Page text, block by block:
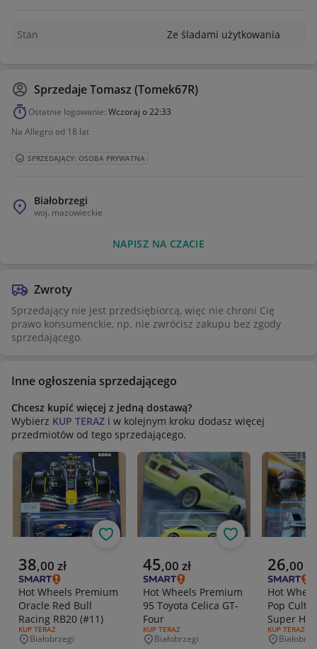
Stan Ze śladami użytkowania
SprzedajeTomasz (Tomek67R)
Ostatnie logowanie: Wczoraj o 22:33
Na Allegro od 18 lat
SPRZEDAJĄCY: OSOBA PRYWATNA
Białobrzegi
woj. mazowieckie
NAPISZ NA CZACIE
Zwroty
Sprzedający nie jest przedsiębiorcą, więc nie chroni Cię
prawo konsumenckie, np. nie zwrócisz zakupu bez zgody
sprzedającego.
Inne ogłoszenia sprzedającego
Chcesz kupić więcej z jedną dostawą?
Wybierz KUP TERAZ i w kolejnym kroku dodasz więcej
przedmiotów od tego sprzedającego.
Aktualna cena
38,00 zł
Hot Wheels Premium
Oracle Red Bull
Racing RB20 (#11)
RODZAJ OFERTY:
KUP TERAZ
Miejscowość
Białobrzegi
Obserwuj
Aktualna cena
45,00 zł
Hot Wheels Premium
95 Toyota Celica GT-
Four
RODZAJ OFERTY:
KUP TERAZ
Miejscowość
Białobrzegi
Obserwuj
Aktualna
26,00
Hot
Pop
Super
Gun
RODZAJ
KUP TERAZ